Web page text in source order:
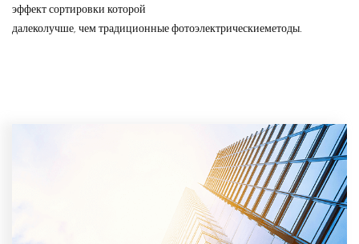
эффект сортировки которой
далеколучше, чем традиционные фотоэлектрическиеметоды.